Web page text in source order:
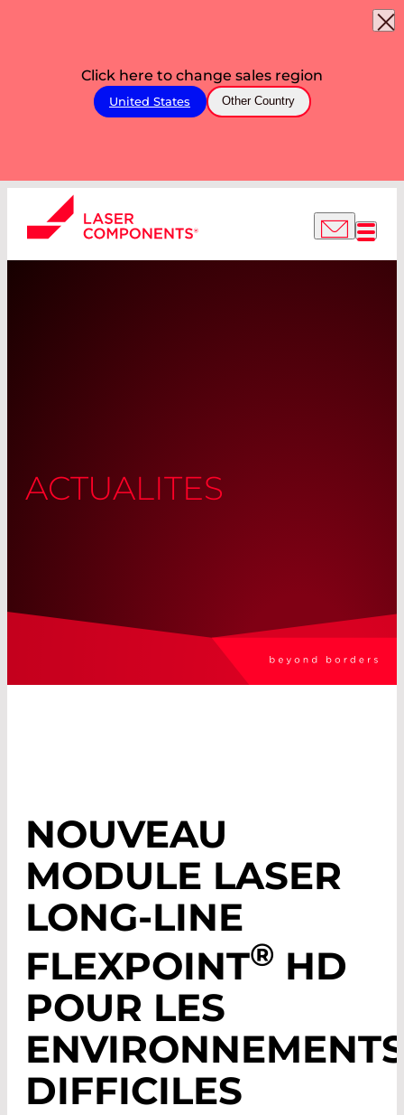
Click here to change sales region
United States Other Country
ACTUALITES
NOUVEAU
MODULE LASER
LONG-LINE
FLEXPOINT® HD
POUR LES
DIFFICILES